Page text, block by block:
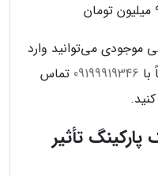
موجودی می‌توانید وارد
09199919346 تماس
تأثیر